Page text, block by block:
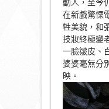
動人，至今
在新戲驚慄
牲美貌，和
技妝終極變
一臉皺皮、
婆婆毫無分
映。